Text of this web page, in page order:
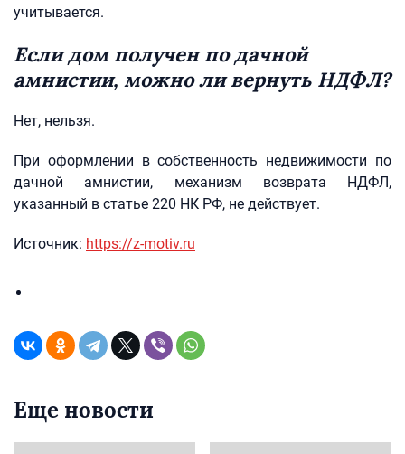
учитывается.
Если дом получен по дачной
амнистии, можно ли вернуть НДФЛ?
Нет, нельзя.
При оформлении в собственность недвижимости по
дачной амнистии, механизм возврата НДФЛ,
указанный в статье 220 НК РФ, не действует.
Источник: https://z-motiv.ru
Еще новости